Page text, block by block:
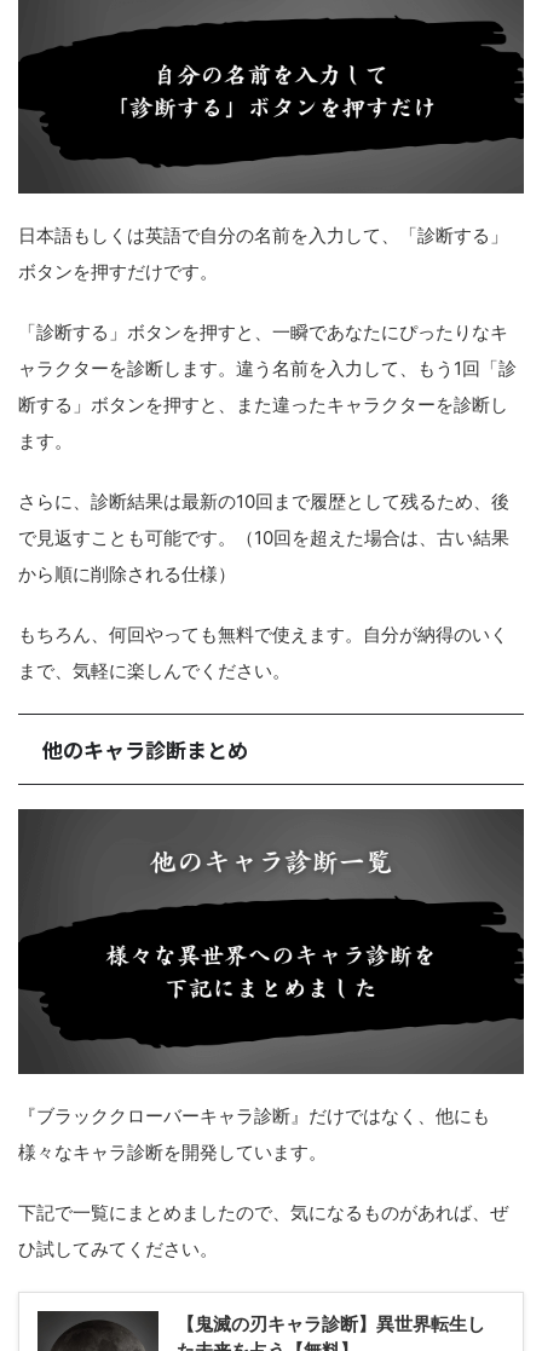
日本語もしくは英語で自分の名前を入力して、「診断する」
ボタンを押すだけです。
「診断する」ボタンを押すと、一瞬であなたにぴったりなキ
ャラクターを診断します。違う名前を入力して、もう1回「診
断する」ボタンを押すと、また違ったキャラクターを診断し
ます。
さらに、診断結果は最新の10回まで履歴として残るため、後
で見返すことも可能です。（10回を超えた場合は、古い結果
から順に削除される仕様）
もちろん、何回やっても無料で使えます。自分が納得のいく
まで、気軽に楽しんでください。
他のキャラ診断まとめ
『ブラッククローバーキャラ診断』だけではなく、他にも
様々なキャラ診断を開発しています。
下記で一覧にまとめましたので、気になるものがあれば、ぜ
ひ試してみてください。
【鬼滅の刃キャラ診断】異世界転生し